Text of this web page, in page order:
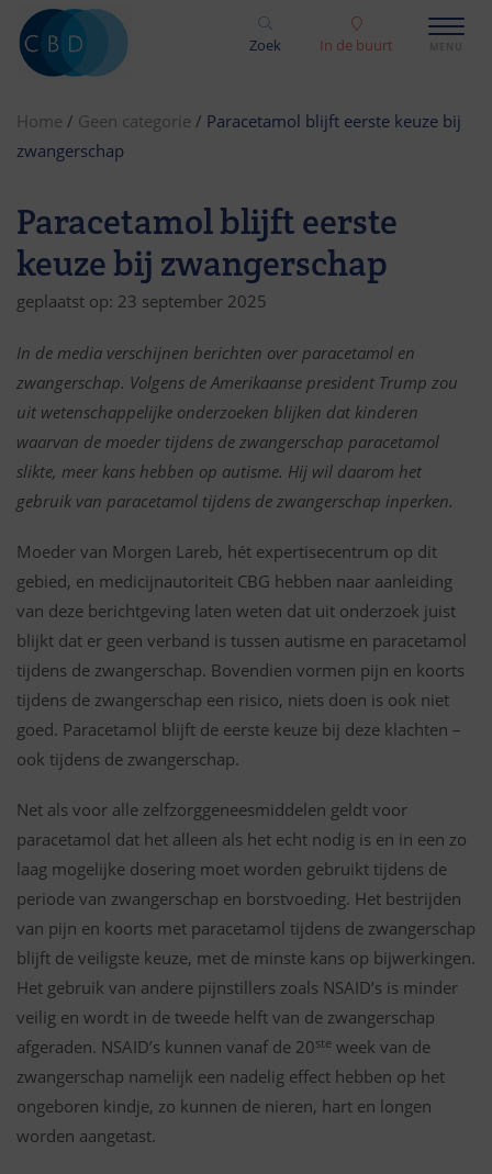
Zoek In de buurt
Home / Geen categorie / Paracetamol blijft eerste keuze bij
zwangerschap
Paracetamol blijft eerste
keuze bij zwangerschap
geplaatst op: 23 september 2025
In de media verschijnen berichten over paracetamol en
zwangerschap. Volgens de Amerikaanse president Trump zou
uit wetenschappelijke onderzoeken blijken dat kinderen
waarvan de moeder tijdens de zwangerschap paracetamol
slikte, meer kans hebben op autisme. Hij wil daarom het
gebruik van paracetamol tijdens de zwangerschap inperken.
Moeder van Morgen Lareb, hét expertisecentrum op dit
gebied, en medicijnautoriteit CBG hebben naar aanleiding
van deze berichtgeving laten weten dat uit onderzoek juist
blijkt dat er geen verband is tussen autisme en paracetamol
tijdens de zwangerschap. Bovendien vormen pijn en koorts
tijdens de zwangerschap een risico, niets doen is ook niet
goed. Paracetamol blijft de eerste keuze bij deze klachten –
ook tijdens de zwangerschap.
Net als voor alle zelfzorggeneesmiddelen geldt voor
paracetamol dat het alleen als het echt nodig is en in een zo
laag mogelijke dosering moet worden gebruikt tijdens de
periode van zwangerschap en borstvoeding. Het bestrijden
van pijn en koorts met paracetamol tijdens de zwangerschap
blijft de veiligste keuze, met de minste kans op bijwerkingen.
Het gebruik van andere pijnstillers zoals NSAID’s is minder
veilig en wordt in de tweede helft van de zwangerschap
afgeraden. NSAID’s kunnen vanaf de 20ste week van de
zwangerschap namelijk een nadelig effect hebben op het
ongeboren kindje, zo kunnen de nieren, hart en longen
worden aangetast.